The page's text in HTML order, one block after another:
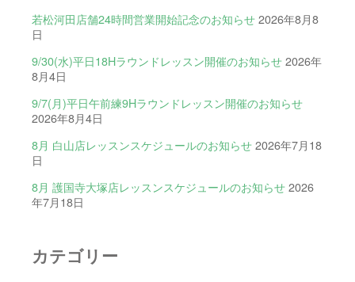
若松河田店舗24時間営業開始記念のお知らせ 2026年8月8
日
9/30(水)平日18Hラウンドレッスン開催のお知らせ 2026年
8月4日
9/7(月)平日午前練9Hラウンドレッスン開催のお知らせ
2026年8月4日
8月 白山店レッスンスケジュールのお知らせ 2026年7月18
日
8月 護国寺大塚店レッスンスケジュールのお知らせ 2026
年7月18日
カテゴリー